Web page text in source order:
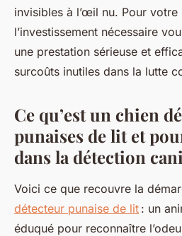
Antoine•29 mai 2025 •5 min de
invisibles à l’œil nu. Pour
l’investissement nécessaire
une prestation sérieuse et
surcoûts inutiles dans la lutte
Ce qu’est un chien
punaises de lit et
dans la détection
Voici ce que recouvre la
détecteur punaise de lit : un
éduqué pour reconnaître